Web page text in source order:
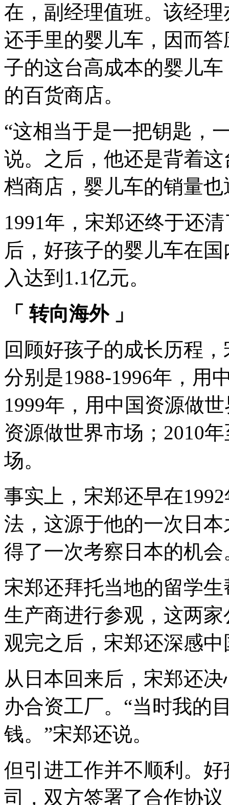
在，副经理值班。该经
还手里的婴儿车，因而
子的这台高成本的婴儿
的百货商店。
“这相当于是一把钥匙，
说。之后，他还是背着
档商店，婴儿车的销量
1991年，宋郑还终于还
后，好孩子的婴儿车在
入达到1.1亿元。
「 转向海外 」
回顾好孩子的成长历程
分别是1988-1996年，用
1999年，用中国资源做
资源做世界市场；2010
场。
事实上，宋郑还早在
法，这源于他的一次日
得了一次考察日本的机会
宋郑还拜托当地的留学
生产商进行参观，这两
观完之后，宋郑还深感
从日本回来后，宋郑还
办合资工厂。“当时我的
钱。”宋郑还说。
但引进工作并不顺利。
司，双方签署了合作协